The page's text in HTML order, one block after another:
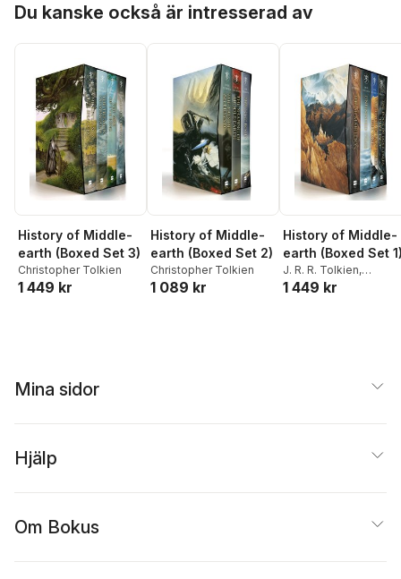
Du kanske också är intresserad av
History of Middle-
earth (Boxed Set 3)
Christopher Tolkien
1 449 kr
History of Middle-
earth (Boxed Set 2)
Christopher Tolkien
1 089 kr
History of Middle-
earth (Boxed Set
J. R. R. Tolkien,
Christopher Tolkien
1 449 kr
Mina sidor
Hjälp
Om Bokus